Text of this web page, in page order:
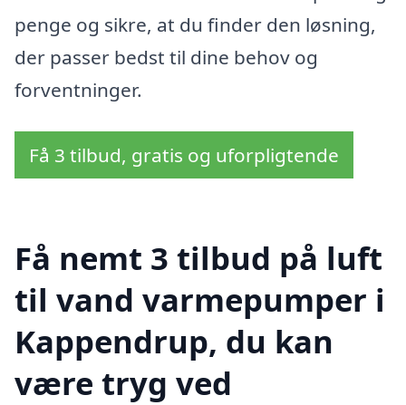
penge og sikre, at du finder den løsning,
der passer bedst til dine behov og
forventninger.
Få 3 tilbud, gratis og uforpligtende
Få nemt 3 tilbud på luft
til vand varmepumper i
Kappendrup, du kan
være tryg ved